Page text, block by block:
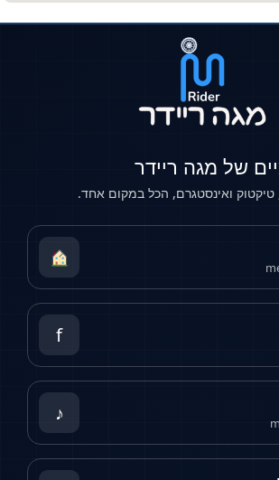
של מגה ריידר
טיקטוק ואינסטגרם, הכל במקום אחד.
f
♪